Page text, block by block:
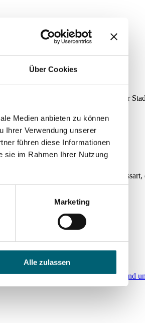
Über Cookies
Medien anbieten zu können
Ihrer Verwendung unserer
führen diese Informationen
sie im Rahmen Ihrer Nutzung
Marketing
Alle zulassen
Während 3 Tagen wurde mitten in der
Turnierserien weltweit.
Preisgeld, darunter auch Muriel
Selina auf ihrem Weg begleiten und